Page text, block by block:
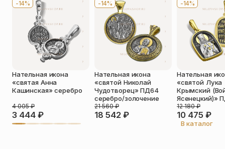
Божьему. К заступлению мучениц прибегали в случае
особой нужды и скорби.
Телефон
Отзыв*
Прикрепить фото
-14%
Нательная икона
«святая Анна
Кашинская» серебро
3 444 ₽
4 005₽
-14%
Нательная икона
«святой Николай
Чудотворец» ПД64
серебро/золочение
18 542 ₽
21 560₽
-14%
Нательная
«святой Лука
Крымский
Ясенецкий)»
10 475 ₽
12 180₽
В каталог